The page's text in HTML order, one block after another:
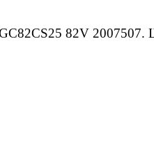
82V 2007507.